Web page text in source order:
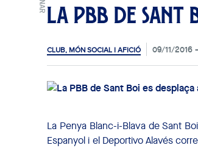
La PBB de
CLUB, MÓN SOCIAL I AFICIÓ 09/11/2016
La Penya Blanc-i-Blava de Sant
Espanyol i el Deportivo Alavés